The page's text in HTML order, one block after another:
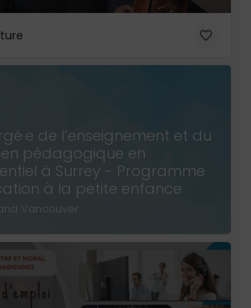
de l’enseignement et du
pédagogique en
à Surrey - Programme
à la petite enfance
Vancouver